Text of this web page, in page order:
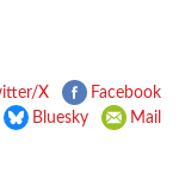
X
Facebook
Bluesky Mail